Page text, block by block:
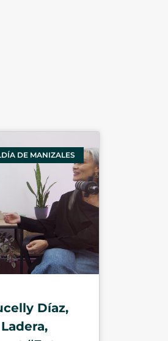
DE MANIZALES
Díaz,